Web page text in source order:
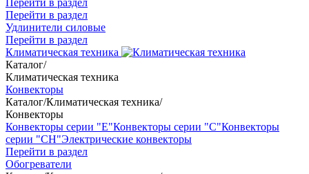
Перейти в раздел
Перейти в раздел
Удлинители силовые
Перейти в раздел
Климатическая техника
Каталог/
Климатическая техника
Конвекторы
Каталог/Климатическая техника/
Конвекторы
Конвекторы серии "Е"Конвекторы серии "С"Конвекторы
серии "СН"Электрические конвекторы
Перейти в раздел
Обогреватели